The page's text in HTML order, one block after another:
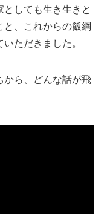
しても生き生きと
、これからの飯綱
ただきました。
から、どんな話が飛